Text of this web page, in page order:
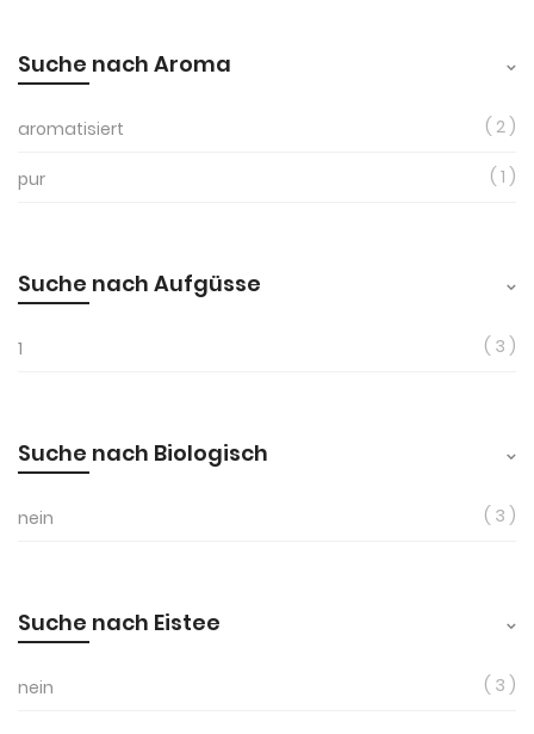
Suche nach Aroma
aromatisiert 2
pur 1
Suche nach Aufgüsse
1 3
Suche nach Biologisch
nein 3
Suche nach Eistee
nein 3